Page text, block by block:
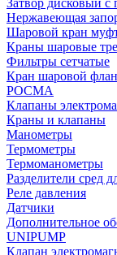
Затвор дисковый
Нержавеющая
Шаровой кран
Краны шаровые
Фильтры сетчатые
Кран шаровой
РОСМА
Клапаны
Краны и клапаны
Манометры
Термометры
Термоманометры
Разделители сред
Реле давления
Датчики
Дополнительное
UNIPUMP
Клапан